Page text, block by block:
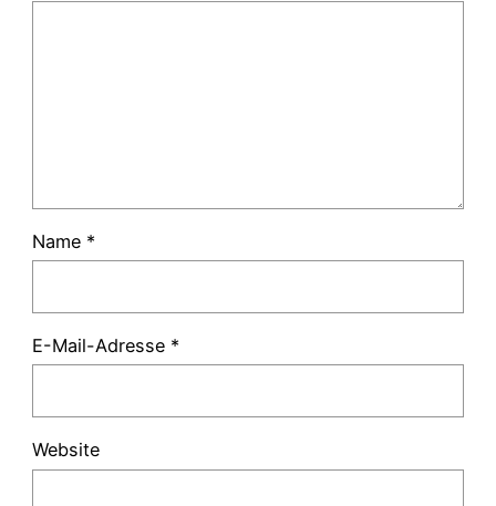
Name *
E-Mail-Adresse *
Website